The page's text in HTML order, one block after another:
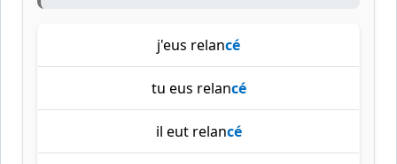
j'eus relancé
tu eus relancé
il eut relancé